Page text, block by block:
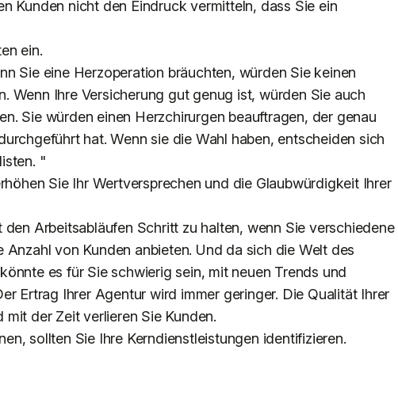
Kunden nicht den Eindruck vermitteln, dass Sie ein
ein.
Sie eine Herzoperation bräuchten, würden Sie keinen
Wenn Ihre Versicherung gut genug ist, würden Sie auch
Sie würden einen Herzchirurgen beauftragen, der genau
hat. Wenn sie die Wahl haben, entscheiden sich
"
Sie Ihr Wertversprechen und die Glaubwürdigkeit Ihrer
Arbeitsabläufen Schritt zu halten, wenn Sie verschiedene
von Kunden anbieten. Und da sich die Welt des
es für Sie schwierig sein, mit neuen Trends und
Ertrag Ihrer Agentur wird immer geringer. Die Qualität Ihrer
der Zeit verlieren Sie Kunden.
sollten Sie Ihre Kerndienstleistungen identifizieren.